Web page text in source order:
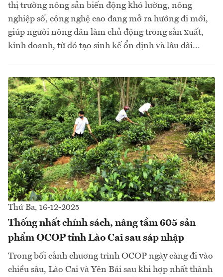
thị trường nông sản biến động khó lường, nông
nghiệp số, công nghệ cao đang mở ra hướng đi mới,
giúp người nông dân làm chủ động trong sản xuất,
kinh doanh, từ đó tạo sinh kế ổn định và lâu dài...
Thứ Ba, 16-12-2025
Thống nhất chính sách, nâng tầm 605 sản
phẩm OCOP tỉnh Lào Cai sau sáp nhập
Trong bối cảnh chương trình OCOP ngày càng đi vào
chiều sâu, Lào Cai và Yên Bái sau khi hợp nhất thành